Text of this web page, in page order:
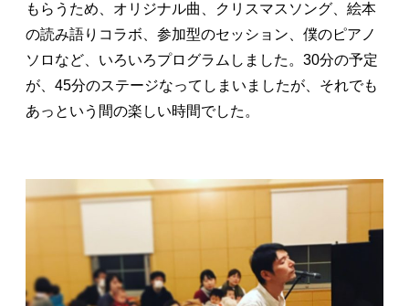
もらうため、オリジナル曲、クリスマスソング、絵本
の読み語りコラボ、参加型のセッション、僕のピアノ
ソロなど、いろいろプログラムしました。30分の予定
が、45分のステージなってしまいましたが、それでも
あっという間の楽しい時間でした。